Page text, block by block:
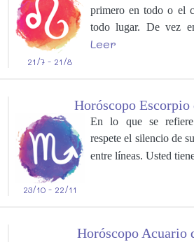
21/7 - 21/8
primero en todo o el
todo lugar. De vez
Leer
Horóscopo Escorpio
23/10 - 22/11
En lo que se
respete el silencio de
entre líneas. Usted
Horóscopo Acuario